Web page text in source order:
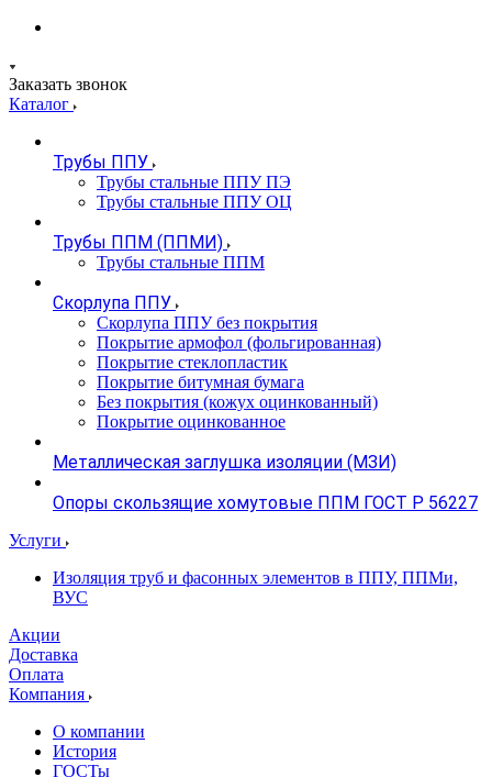
Заказать звонок
Каталог
Трубы ППУ
Трубы стальные ППУ ПЭ
Трубы стальные ППУ ОЦ
Трубы ППМ (ППМИ)
Трубы стальные ППМ
Скорлупа ППУ
Скорлупа ППУ без покрытия
Покрытие армофол (фольгированная)
Покрытие стеклопластик
Покрытие битумная бумага
Без покрытия (кожух оцинкованный)
Покрытие оцинкованное
Металлическая заглушка изоляции (МЗИ)
Опоры скользящие хомутовые ППМ ГОСТ Р 56227
Услуги
Изоляция труб и фасонных элементов в ППУ, ППМи,
ВУС
Акции
Доставка
Оплата
Компания
О компании
История
ГОСТы